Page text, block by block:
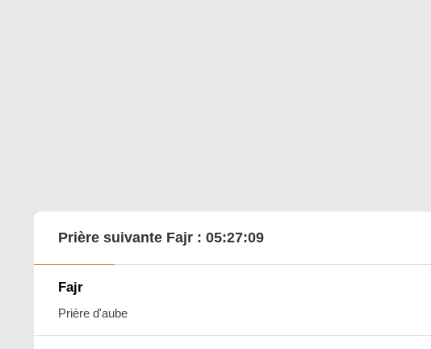
Prière suivante Fajr : 05:27:08
Fajr
Prière d'aube